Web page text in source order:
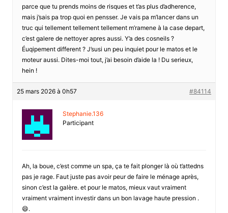
parce que tu prends moins de risques et t’as plus d’adherence,
mais j’sais pa trop quoi en pensser. Je vais pa m’lancer dans un
truc qui tellement tellement tellement m’ramene à la case depart,
c’est galere de nettoyer apres aussi. Y’a des cosneils ?
Éuqipement different ? J’susi un peu inquiet pour le matos et le
moteur aussi. Dites-moi tout, j’ai besoin d’aide la ! Du serieux,
hein !
25 mars 2026 à 0h57 #84114
Stephanie.136
Participant
Ah, la boue, c’est comme un spa, ça te fait plonger là où t’attedns
pas je rage. Faut juste pas avoir peur de faire le ménage après,
sinon c’est la galère. et pour le matos, mieux vaut vraiment
vraiment vraiment investir dans un bon lavage haute pression .
😄.